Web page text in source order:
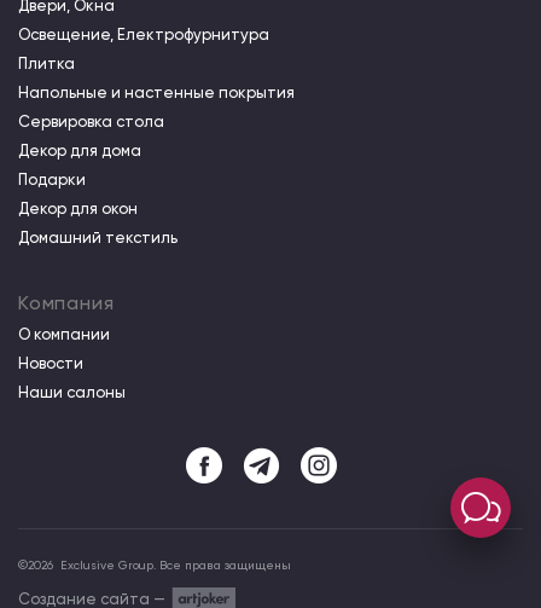
Двери, Окна
Освещение, Електрофурнитура
Плитка
Напольные и настенные покрытия
Сервировка стола
Декор для дома
Подарки
Декор для окон
Домашний текстиль
Компания
О компании
Новости
Наши салоны
©2026 Exclusive Group. Все права защищены
Создание сайта —